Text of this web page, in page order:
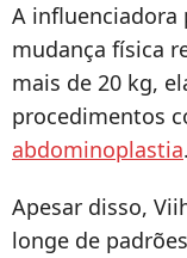
A influenciadora
mudança física
mais de 20 kg,
procedimentos
abdominoplastia.
Apesar disso,
longe de